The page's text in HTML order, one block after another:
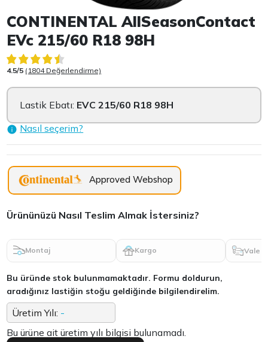
Item 1 of 1
CONTINENTAL AllSeasonContact
EVc 215/60 R18 98H
4.5/5 (1804 Değerlendirme)
Lastik Ebatı: EVC 215/60 R18 98H
Nasıl seçerim?
Approved Webshop
Ürününüzü Nasıl Teslim Almak İstersiniz?
Montaj Kargo Vale
Bu üründe stok bulunmamaktadır. Formu doldurun,
aradığınız lastiğin stoğu geldiğinde bilgilendirelim.
Üretim Yılı: -
Bu ürüne ait üretim yılı bilgisi bulunamadı.